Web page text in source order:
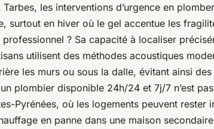
les interventions d’urgence en
surtout en hiver où le gel accentue les
? Sa capacité à localiser
utilisent des méthodes acoustiques
les murs ou sous la dalle, évitant ainsi
plombier disponible 24h/24 et 7j/7 n’est
Pyrénées, où les logements peuvent rester
en panne dans une maison